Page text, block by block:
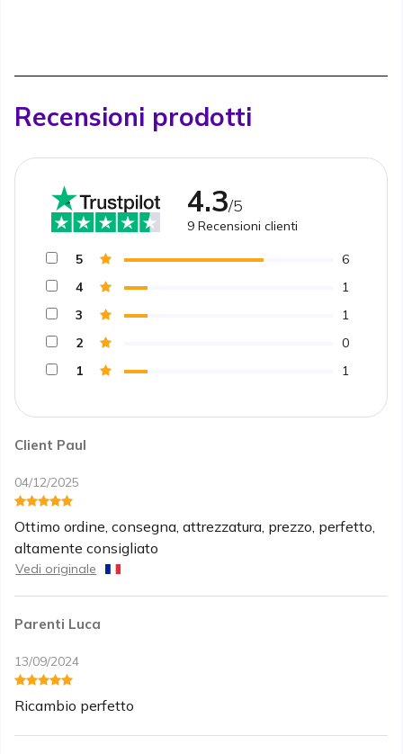
Recensioni prodotti
Client Paul
04/12/2025
Ottimo ordine, consegna, attrezzatura, prezzo, perfetto,
altamente consigliato
Vedi originale
Parenti Luca
13/09/2024
Ricambio perfetto
4.3/5
9 Recensioni clienti
5
6
4
1
3
1
2
0
1
1